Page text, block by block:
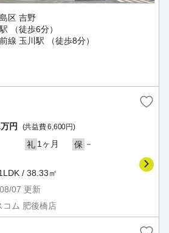
区 吉野
（徒歩6分）
線 玉川駅 （徒歩8分）
万円 (共益費 6,600円)
礼 1ヶ月 保 －
/ 38.33㎡
07 更新
コム 肥後橋店